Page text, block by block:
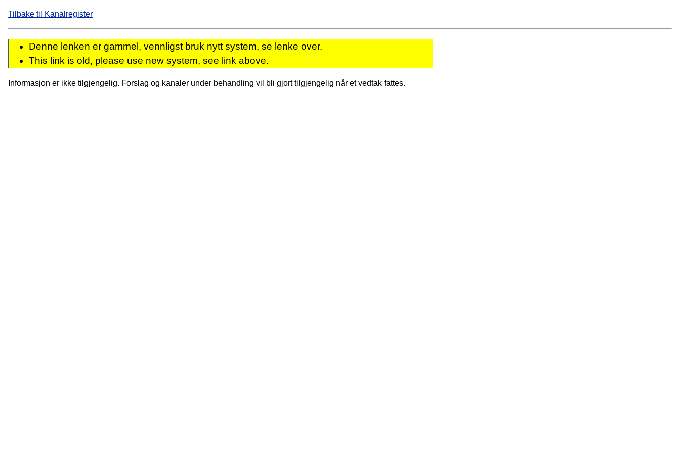
Tilbake til Kanalregister
Denne lenken er gammel, vennligst bruk nytt system, se lenke over.
This link is old, please use new system, see link above.
Informasjon er ikke tilgjengelig. Forslag og kanaler under behandling vil bli gjort tilgjengelig når et vedtak fattes.